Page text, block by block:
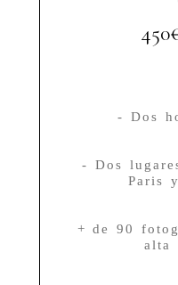
- Dos
- Dos
Paris
+ de 90
alta